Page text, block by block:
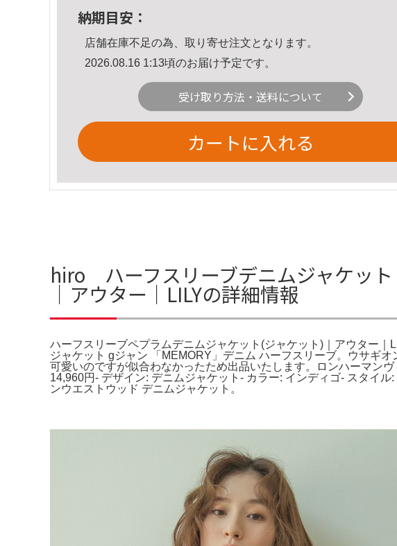
納期目安：
店舗在庫不足の為、取り寄せ注文となります。
2026.08.16 1:13頃のお届け予定です。
受け取り方法・送料について
カートに入れる
hiro ハーフスリーブデニムジャケット
｜アウター｜LILYの詳細情報
ハーフスリーブペプラムデニムジャケット(ジャケット)｜アウター
ジャケット gジャン 「MEMORY」デニム ハーフスリーブ。ウサギ
可愛いのですが似合わなかったため出品いたします。ロンハーマ
14,960円- デザイン: デニムジャケット- カラー: インディゴ- スタイ
ンウエストウッド デニムジャケット。